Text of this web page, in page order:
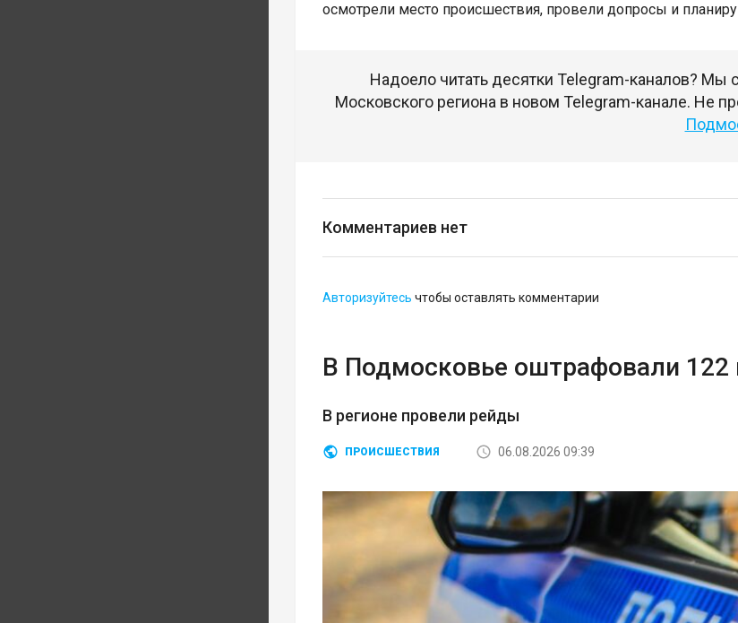
осмотрели место происшествия, провели допросы и
Надоело читать десятки Telegram-каналов?
Московского региона в новом Telegram-канале. Не
Комментариев нет
Авторизуйтесь чтобы оставлять комментарии
В Подмосковье оштрафовали 122
В регионе провели рейды
ПРОИСШЕСТВИЯ 06.08.2026 09:39